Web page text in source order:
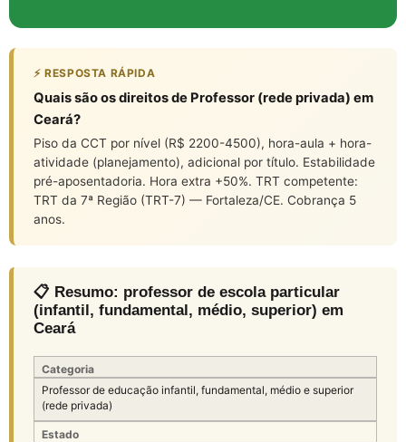
⚡ RESPOSTA RÁPIDA
Quais são os direitos de Professor (rede privada) em
Ceará?
Piso da CCT por nível (R$ 2200-4500), hora-aula + hora-
atividade (planejamento), adicional por título. Estabilidade
pré-aposentadoria. Hora extra +50%. TRT competente:
TRT da 7ª Região (TRT-7) — Fortaleza/CE. Cobrança 5
anos.
📋 Resumo: professor de escola particular
(infantil, fundamental, médio, superior) em
Ceará
Categoria
Professor de educação infantil, fundamental, médio e superior
(rede privada)
Estado